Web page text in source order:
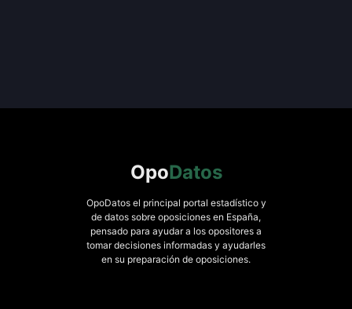
OpoDatos
OpoDatos el principal portal estadístico y
de datos sobre oposiciones en España,
pensado para ayudar a los opositores a
tomar decisiones informadas y ayudarles
en su preparación de oposiciones.